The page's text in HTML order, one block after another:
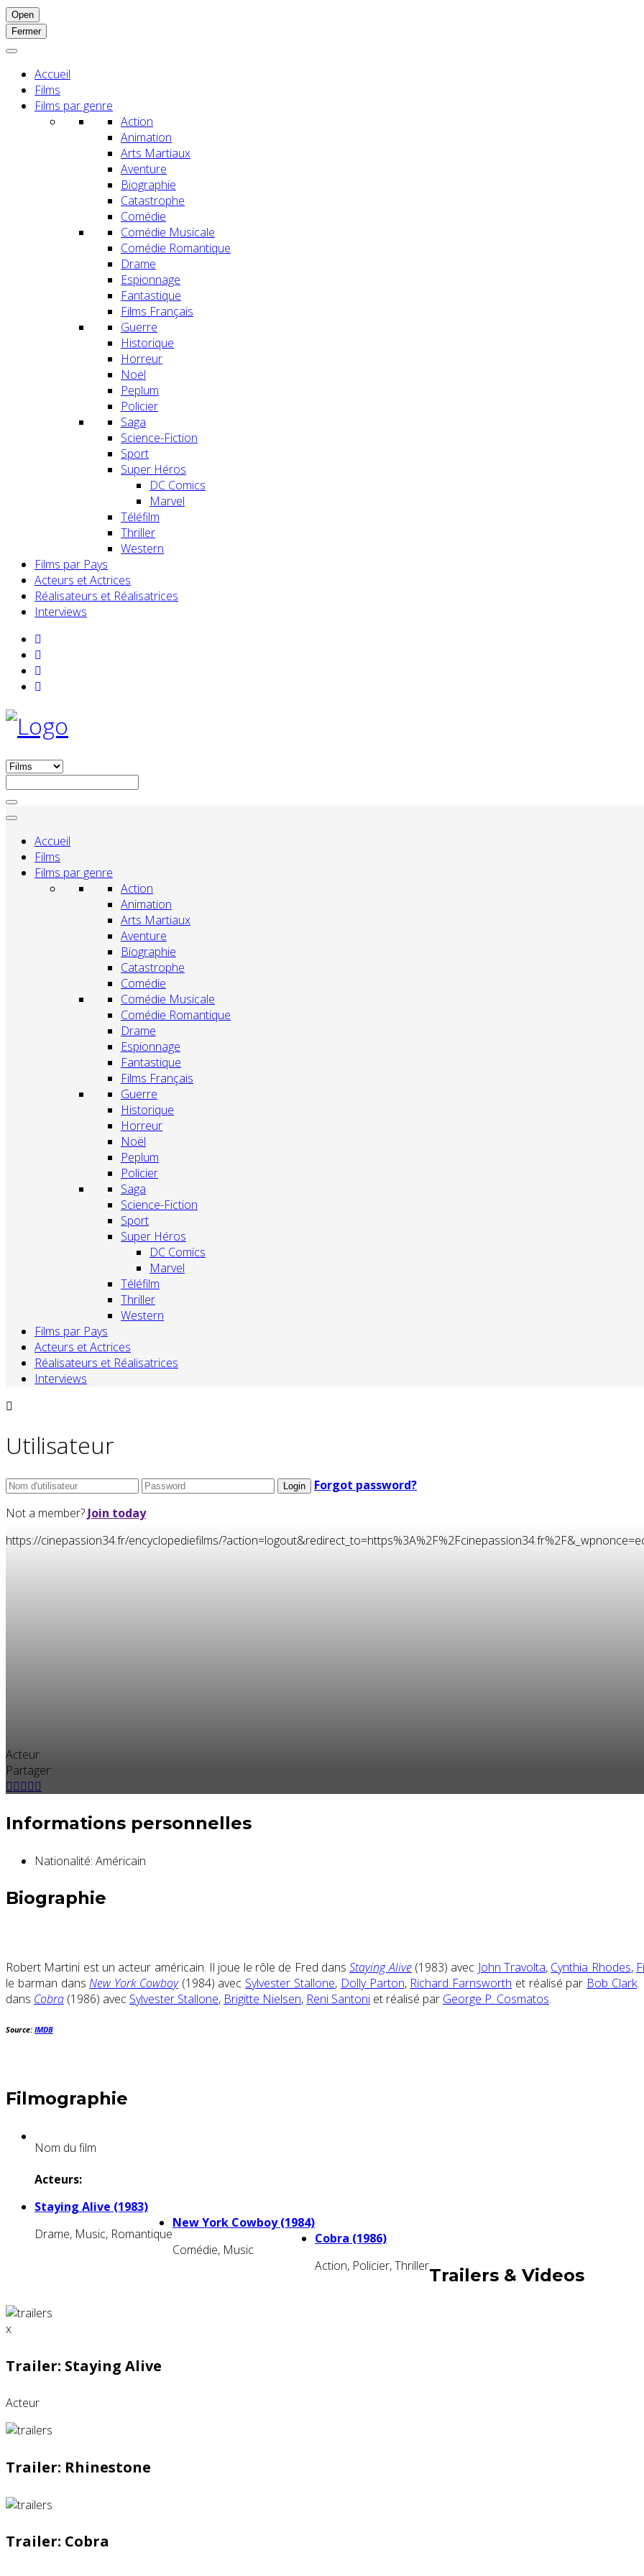
Open
Fermer
Accueil
Films
Films par genre
Action
Animation
Arts Martiaux
Aventure
Biographie
Catastrophe
Comédie
Comédie Musicale
Comédie Romantique
Drame
Espionnage
Fantastique
Films Français
Guerre
Historique
Horreur
Noël
Peplum
Policier
Saga
Science-Fiction
Sport
Super Héros
DC Comics
Marvel
Téléfilm
Thriller
Western
Films par Pays
Acteurs et Actrices
Réalisateurs et Réalisatrices
Interviews
Accueil
Films
Films par genre
Action
Animation
Arts Martiaux
Aventure
Biographie
Catastrophe
Comédie
Comédie Musicale
Comédie Romantique
Drame
Espionnage
Fantastique
Films Français
Guerre
Historique
Horreur
Noël
Peplum
Policier
Saga
Science-Fiction
Sport
Super Héros
DC Comics
Marvel
Téléfilm
Thriller
Western
Films par Pays
Acteurs et Actrices
Réalisateurs et Réalisatrices
Interviews
Utilisateur
Forgot password?
Not a member? Join today
https://cinepassion34.fr/encyclopediefilms/
Acteur
Partager:
Informations personnelles
Nationalité: Américain
Biographie
Robert Martini est un acteur américain. Il joue le rôle de Fred dansStaying Alive(1983) avec John Travolta, Cynthia Rhodes,
le barman dansNew York Cowboy(1984) avec Sylvester Stallone, Dolly Parton, Richard Farnsworth et réalisé par Bob Clark.
dans Cobra (1986) avec Sylvester Stallone, Brigitte Nielsen, Reni Santoni et réalisé par George P. Cosmatos.
Source: IMDB
Filmographie
Nom du film
Acteurs:
Staying Alive (1983)
Drame, Music, Romantique
New York Cowboy (1984)
Comédie, Music
Cobra (1986)
Action, Policier, ThrillerTrailers & Videos
x
Trailer: Staying Alive
Acteur
Trailer: Rhinestone
Trailer: Cobra